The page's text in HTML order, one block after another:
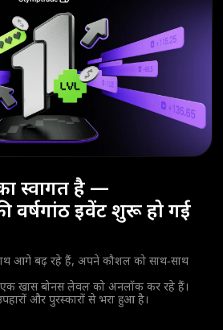
स्वागत है —
इवेंट शुरू हो गई
आगे बढ़ रहे हैं, अपने कौशल को साथ‑साथ
खास बोनस लेवल को अनलॉक कर रहे हैं।
और पुरस्कारों से भरा हुआ है।